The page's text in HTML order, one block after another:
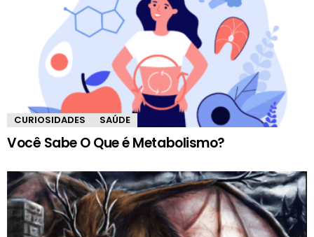
CURIOSIDADES SAÚDE
Você Sabe O Que é Metabolismo?